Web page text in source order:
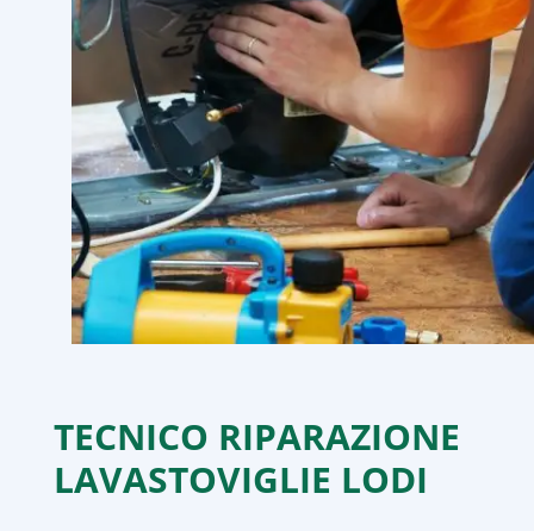
TECNICO RIPARAZIONE
LAVASTOVIGLIE LODI